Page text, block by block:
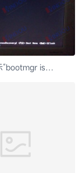
“bootmgr is